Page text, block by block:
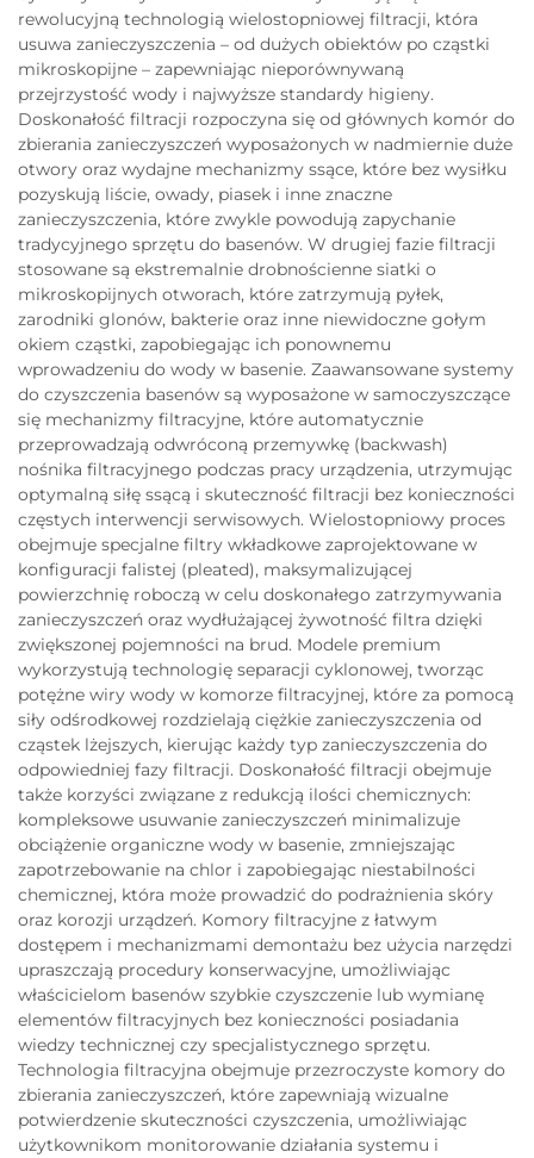
rewolucyjną technologią wielostopniowej filtracji, która
usuwa zanieczyszczenia – od dużych obiektów po cząstki
mikroskopijne – zapewniając nieporównywaną
przejrzystość wody i najwyższe standardy higieny.
Doskonałość filtracji rozpoczyna się od głównych komór do
zbierania zanieczyszczeń wyposażonych w nadmiernie duże
otwory oraz wydajne mechanizmy ssące, które bez wysiłku
pozyskują liście, owady, piasek i inne znaczne
zanieczyszczenia, które zwykle powodują zapychanie
tradycyjnego sprzętu do basenów. W drugiej fazie filtracji
stosowane są ekstremalnie drobnościenne siatki o
mikroskopijnych otworach, które zatrzymują pyłek,
zarodniki glonów, bakterie oraz inne niewidoczne gołym
okiem cząstki, zapobiegając ich ponownemu
wprowadzeniu do wody w basenie. Zaawansowane systemy
do czyszczenia basenów są wyposażone w samoczyszczące
się mechanizmy filtracyjne, które automatycznie
przeprowadzają odwróconą przemywkę (backwash)
nośnika filtracyjnego podczas pracy urządzenia, utrzymując
optymalną siłę ssącą i skuteczność filtracji bez konieczności
częstych interwencji serwisowych. Wielostopniowy proces
obejmuje specjalne filtry wkładkowe zaprojektowane w
konfiguracji falistej (pleated), maksymalizującej
powierzchnię roboczą w celu doskonałego zatrzymywania
zanieczyszczeń oraz wydłużającej żywotność filtra dzięki
zwiększonej pojemności na brud. Modele premium
wykorzystują technologię separacji cyklonowej, tworząc
potężne wiry wody w komorze filtracyjnej, które za pomocą
siły odśrodkowej rozdzielają ciężkie zanieczyszczenia od
cząstek lżejszych, kierując każdy typ zanieczyszczenia do
odpowiedniej fazy filtracji. Doskonałość filtracji obejmuje
także korzyści związane z redukcją ilości chemicznych:
kompleksowe usuwanie zanieczyszczeń minimalizuje
obciążenie organiczne wody w basenie, zmniejszając
zapotrzebowanie na chlor i zapobiegając niestabilności
chemicznej, która może prowadzić do podrażnienia skóry
oraz korozji urządzeń. Komory filtracyjne z łatwym
dostępem i mechanizmami demontażu bez użycia narzędzi
upraszczają procedury konserwacyjne, umożliwiając
właścicielom basenów szybkie czyszczenie lub wymianę
elementów filtracyjnych bez konieczności posiadania
wiedzy technicznej czy specjalistycznego sprzętu.
Technologia filtracyjna obejmuje przezroczyste komory do
zbierania zanieczyszczeń, które zapewniają wizualne
potwierdzenie skuteczności czyszczenia, umożliwiając
użytkownikom monitorowanie działania systemu i